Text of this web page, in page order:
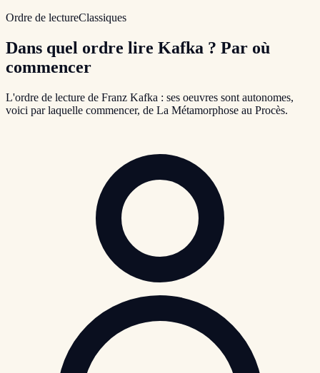
Ordre de lectureClassiques
Dans quel ordre lire Kafka ? Par où
commencer
L'ordre de lecture de Franz Kafka : ses oeuvres sont autonomes,
voici par laquelle commencer, de La Métamorphose au Procès.